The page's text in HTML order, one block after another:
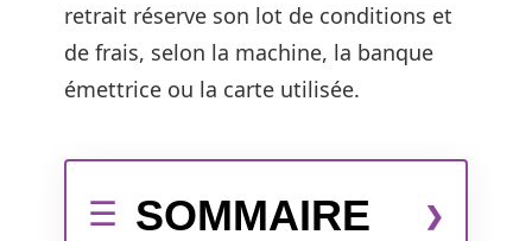
retrait réserve son lot de conditions et
de frais, selon la machine, la banque
émettrice ou la carte utilisée.
SOMMAIRE